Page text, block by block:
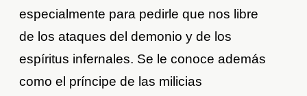
especialmente para pedirle que nos libre
de los ataques del demonio y de los
espíritus infernales. Se le conoce además
como el príncipe de las milicias